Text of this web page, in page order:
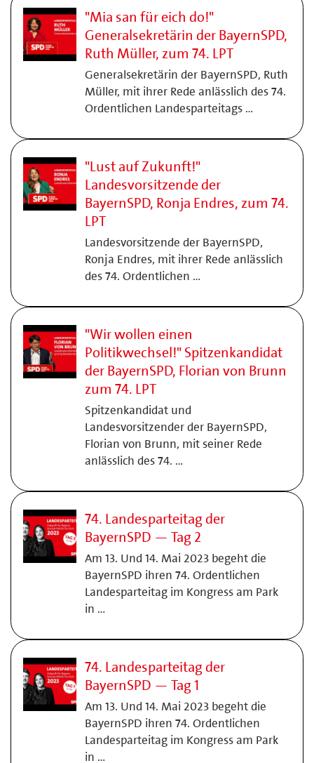
"Mia san für eich do!"
Generalsekretärin der BayernSPD,
Ruth Müller, zum 74. LPT
Generalsekretärin der BayernSPD, Ruth
Müller, mit ihrer Rede anlässlich des 74.
Ordentlichen Landesparteitags …
"Lust auf Zukunft!"
Landesvorsitzende der
BayernSPD, Ronja Endres, zum 74.
LPT
Landesvorsitzende der BayernSPD,
Ronja Endres, mit ihrer Rede anlässlich
des 74. Ordentlichen …
"Wir wollen einen
Politikwechsel!" Spitzenkandidat
der BayernSPD, Florian von Brunn
zum 74. LPT
Spitzenkandidat und
Landesvorsitzender der BayernSPD,
Florian von Brunn, mit seiner Rede
anlässlich des 74. …
74. Landesparteitag der
BayernSPD — Tag 2
Am 13. Und 14. Mai 2023 begeht die
BayernSPD ihren 74. Ordentlichen
Landesparteitag im Kongress am Park
in …
74. Landesparteitag der
BayernSPD — Tag 1
Am 13. Und 14. Mai 2023 begeht die
BayernSPD ihren 74. Ordentlichen
Landesparteitag im Kongress am Park
in …